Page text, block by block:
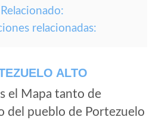
relacionadas:
ALTO
el Mapa tanto de
del pueblo de Portezuelo